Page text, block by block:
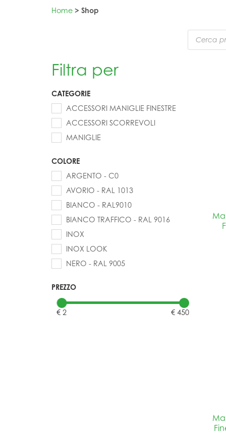
Home > Shop
prodotti
Filtra per
CATEGORIE
ACCESSORI MANIGLIE FINESTRE
ACCESSORI SCORREVOLI
MANIGLIE
COLORE
ARGENTO - C0
AVORIO - RAL 1013
BIANCO - RAL9010
BIANCO TRAFFICO - RAL 9016
INOX
INOX LOOK
NERO - RAL 9005
PREZZO
€ 2 € 450